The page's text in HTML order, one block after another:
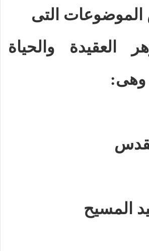
التى
العقيدة والحياة
وهى:
المسيح